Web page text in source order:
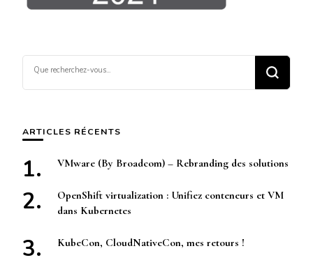
recherchiez
quelque
ARTICLES RÉCENTS
VMware (By Broadcom) – Rebranding des solutions
OpenShift virtualization : Unifiez conteneurs et VM
dans Kubernetes
KubeCon, CloudNativeCon, mes retours !